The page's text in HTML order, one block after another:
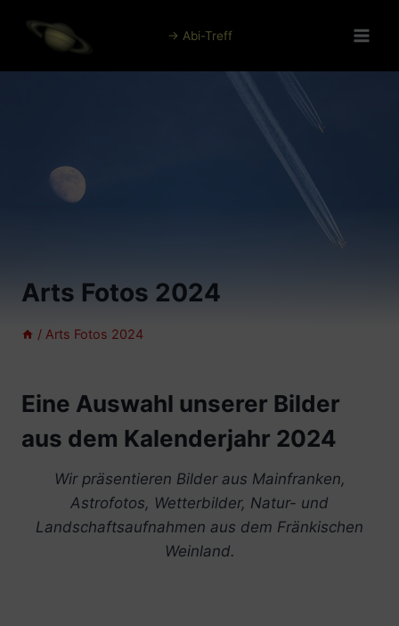
Inhalt
→ Abi-Treff
Arts Fotos 2024
/ Arts Fotos 2024
Eine Auswahl unserer Bilder
aus dem Kalenderjahr 2024
Wir präsentieren Bilder aus Mainfranken,
Astrofotos, Wetterbilder, Natur- und
Landschaftsaufnahmen aus dem Fränkischen
Weinland.